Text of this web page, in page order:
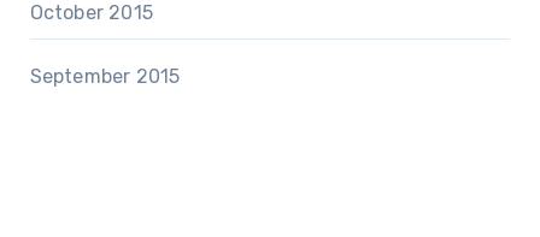
October 2015
September 2015